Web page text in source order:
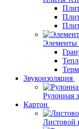
Элементы
Звукоизоляция
Рулонная
Картон
Листовой